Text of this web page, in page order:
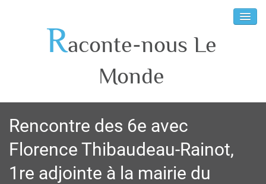
Raconte-nous Le
Monde
Rencontre des 6e avec
Florence Thibaudeau-Rainot,
1re adjointe à la mairie du